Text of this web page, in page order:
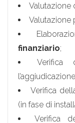
Valutazione
Valutazione
finanziario;
Verifica
Verifica
(in fase di
Verifica